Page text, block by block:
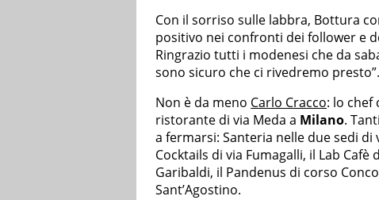
Con il sorriso sulle labbra, Bottura
positivo nei confronti dei follower e
Ringrazio tutti i modenesi che da
sono sicuro che ci rivedremo presto”.
Non è da meno Carlo Cracco: lo chef
ristorante di via Meda a Milano.
a fermarsi: Santeria nelle due sedi di
Cocktails di via Fumagalli, il Lab
Garibaldi, il Pandenus di corso
Sant’Agostino.